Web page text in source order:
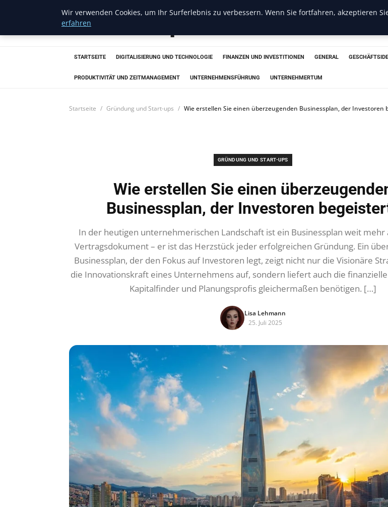
Amazon Aquatics
STARTSEITE DIGITALISIERUNG UND TECHNOLOGIE FINANZEN UND INVESTITIONEN GENERAL
PRODUKTIVITÄT UND ZEITMANAGEMENT UNTERNEHMENSFÜHRUNG UNTERNEHMERTUM
Startseite Gründung und Start-ups Wie erstellen Sie einen überzeugenden Businessplan, der Investoren
GRÜNDUNG UND START-UPS
Wie erstellen Sie einen
Businessplan, der Investoren
In der heutigen unternehmerischen Landschaft ist ein Businessplan weit mehr
Vertragsdokument – er ist das Herzstück jeder erfolgreichen Gründung. Ein
Businessplan, der den Fokus auf Investoren legt, zeigt nicht nur die Visionäre
die Innovationskraft eines Unternehmens auf, sondern liefert auch die
Kapitalfinder und Planungsprofis gleichermaßen benötigen. […]
Lisa Lehmann
25. Juli 2025
Wir verwenden Cookies, um Ihr Surferlebnis zu verbessern. Wenn Sie fortfahren, akzeptieren
erfahren